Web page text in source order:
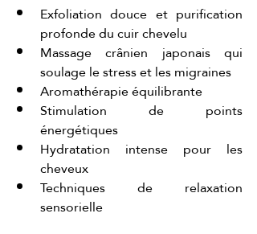
Exfoliation douce et purification
profonde du cuir chevelu
Massage crânien japonais qui
soulage le stress et les migraines
Aromathérapie équilibrante
Stimulation de points
énergétiques
Hydratation intense pour les
cheveux
Techniques de relaxation
sensorielle